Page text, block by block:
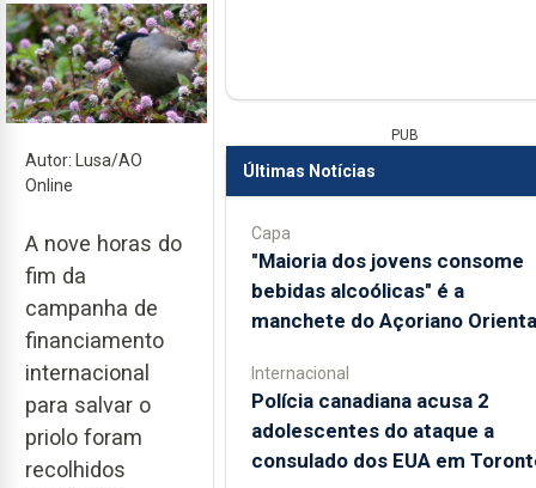
Autor: Lusa/AO
Online
A nove horas do
fim da
campanha de
financiamento
internacional
para salvar o
priolo foram
recolhidos
PUB
Últimas Notícias
Capa
"Maioria dos jovens consome
bebidas alcoólicas" é a
manchete do Açoriano
Internacional
Polícia canadiana acusa 2
adolescentes do ataque a
consulado dos EUA em